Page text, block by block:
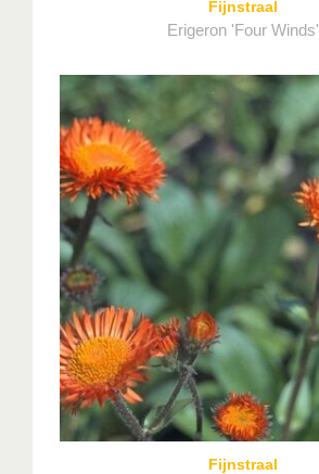
Fijnstraal
Erigeron 'Four Winds'
Fijnstraal